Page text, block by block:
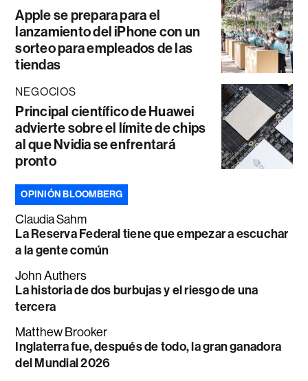
Apple se prepara para el
lanzamiento del iPhone con un
sorteo para empleados de las
tiendas
NEGOCIOS
Principal científico de Huawei
advierte sobre el límite de chips
al que Nvidia se enfrentará
pronto
OPINIÓN BLOOMBERG
Claudia Sahm
La Reserva Federal tiene que empezar a escuchar
a la gente común
John Authers
La historia de dos burbujas y el riesgo de una
tercera
Matthew Brooker
Inglaterra fue, después de todo, la gran ganadora
del Mundial 2026